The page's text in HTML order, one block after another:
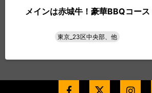
メインは赤城牛！豪華BBQコース
東京_23区中央部、他